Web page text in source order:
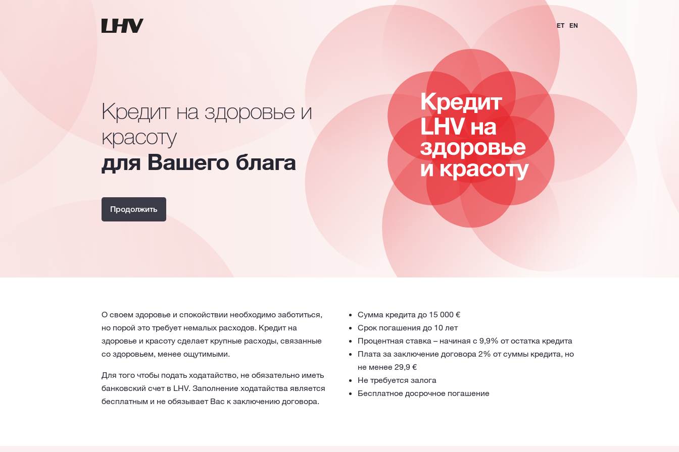
ET EN
Кредит на здоровье и
красоту
для Вашего блага
Продолжить
О своем здоровье и спокойствии необходимо заботиться,
но порой это требует немалых расходов. Кредит на
здоровье и красоту сделает крупные расходы, связанные
со здоровьем, менее ощутимыми.
Для того чтобы подать ходатайство, не обязательно иметь
банковский счет в LHV. Заполнение ходатайства является
бесплатным и не обязывает Вас к заключению договора.
Сумма кредита до 15 000 €
Срок погашения до 10 лет
Процентная ставка – начиная с 9,9% от остатка кредита
Плата за заключение договора 2% от суммы кредита, но
не менее 29,9 €
Не требуется залога
Бесплатное досрочное погашение